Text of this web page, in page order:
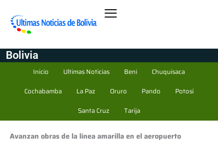
Bolivia
Inicio Ultimas Noticias Beni
Chuquisaca
Cochabamba
La Paz Oruro Pando
Potosí
Santa Cruz
Tarija
Avanzan obras de la línea amarilla en el aeropuerto